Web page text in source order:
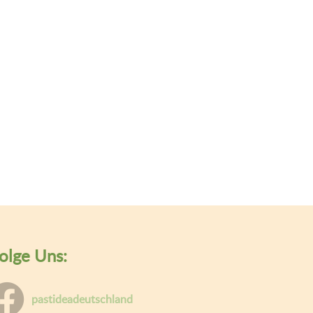
Uns:
pastideadeutschland